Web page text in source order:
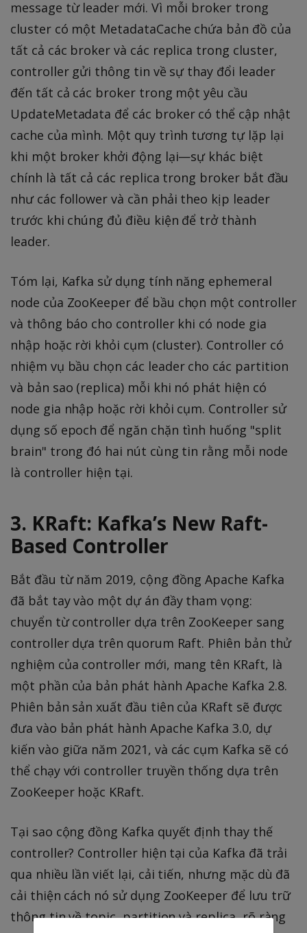
message từ leader mới. Vì mỗi broker trong
cluster có một MetadataCache chứa bản đồ của
tất cả các broker và các replica trong cluster,
controller gửi thông tin về sự thay đổi leader
đến tất cả các broker trong một yêu cầu
UpdateMetadata để các broker có thể cập nhật
cache của mình. Một quy trình tương tự lặp lại
khi một broker khởi động lại—sự khác biệt
chính là tất cả các replica trong broker bắt đầu
như các follower và cần phải theo kịp leader
trước khi chúng đủ điều kiện để trở thành
leader.
Tóm lại, Kafka sử dụng tính năng ephemeral
node của ZooKeeper để bầu chọn một controller
và thông báo cho controller khi có node gia
nhập hoặc rời khỏi cụm (cluster). Controller có
nhiệm vụ bầu chọn các leader cho các partition
và bản sao (replica) mỗi khi nó phát hiện có
node gia nhập hoặc rời khỏi cụm. Controller sử
dụng số epoch để ngăn chặn tình huống "split
brain" trong đó hai nút cùng tin rằng mỗi node
là controller hiện tại.
3. KRaft: Kafka’s New Raft-
Based Controller
Bắt đầu từ năm 2019, cộng đồng Apache Kafka
đã bắt tay vào một dự án đầy tham vọng:
chuyển từ controller dựa trên ZooKeeper sang
controller dựa trên quorum Raft. Phiên bản thử
nghiệm của controller mới, mang tên KRaft, là
một phần của bản phát hành Apache Kafka 2.8.
Phiên bản sản xuất đầu tiên của KRaft sẽ được
đưa vào bản phát hành Apache Kafka 3.0, dự
kiến vào giữa năm 2021, và các cụm Kafka sẽ có
thể chạy với controller truyền thống dựa trên
ZooKeeper hoặc KRaft.
Tại sao cộng đồng Kafka quyết định thay thế
controller? Controller hiện tại của Kafka đã trải
qua nhiều lần viết lại, cải tiến, nhưng mặc dù đã
cải thiện cách nó sử dụng ZooKeeper để lưu trữ
thông tin về topic, partition và replica, rõ ràng